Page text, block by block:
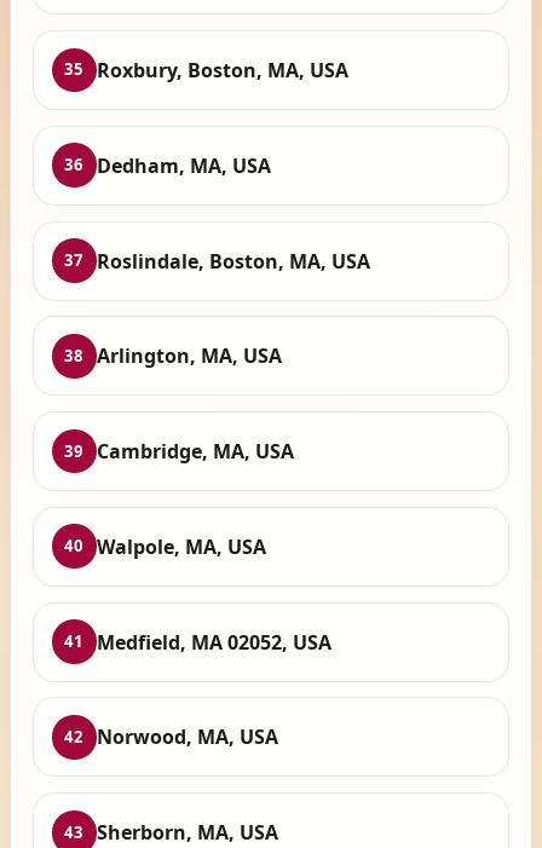
35 Roxbury, Boston, MA, USA
36 Dedham, MA, USA
37 Roslindale, Boston, MA, USA
38 Arlington, MA, USA
39 Cambridge, MA, USA
40 Walpole, MA, USA
41 Medfield, MA 02052, USA
42 Norwood, MA, USA
43 Sherborn, MA, USA